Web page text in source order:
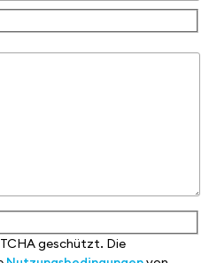
geschützt. Die